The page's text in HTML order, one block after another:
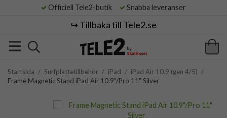
Officiell Tele2-butik Snabba leveranser
↪️ Tillbaka till Tele2.se
Startsida / Surfplattetillbehör / iPad / iPad Air 10.9 (gen 4/5) /
Frame Magnetic Stand iPad Air 10.9"/Pro 11" Silver